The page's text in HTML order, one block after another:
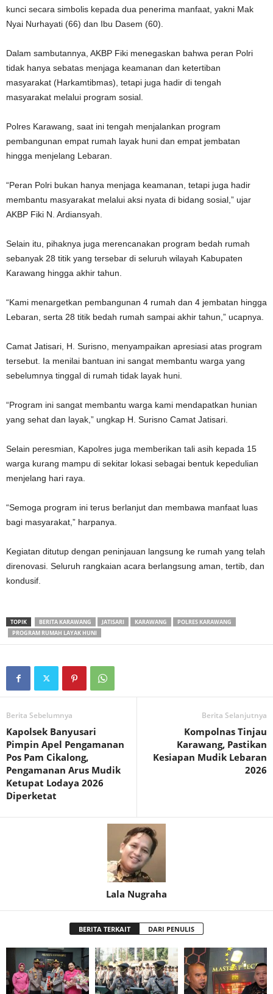
kunci secara simbolis kepada dua penerima manfaat, yakni Mak
Nyai Nurhayati (66) dan Ibu Dasem (60).
‎Dalam sambutannya, AKBP Fiki menegaskan bahwa peran Polri
tidak hanya sebatas menjaga keamanan dan ketertiban
masyarakat (Harkamtibmas), tetapi juga hadir di tengah
masyarakat melalui program sosial.
‎Polres Karawang, saat ini tengah menjalankan program
pembangunan empat rumah layak huni dan empat jembatan
hingga menjelang Lebaran.
‎“Peran Polri bukan hanya menjaga keamanan, tetapi juga hadir
membantu masyarakat melalui aksi nyata di bidang sosial,” ujar
AKBP Fiki N. Ardiansyah.
‎Selain itu, pihaknya juga merencanakan program bedah rumah
sebanyak 28 titik yang tersebar di seluruh wilayah Kabupaten
Karawang hingga akhir tahun.
‎“Kami menargetkan pembangunan 4 rumah dan 4 jembatan hingga
Lebaran, serta 28 titik bedah rumah sampai akhir tahun,” ucapnya.
‎Camat Jatisari, H. Surisno, menyampaikan apresiasi atas program
tersebut. Ia menilai bantuan ini sangat membantu warga yang
sebelumnya tinggal di rumah tidak layak huni.
‎“Program ini sangat membantu warga kami mendapatkan hunian
yang sehat dan layak,” ungkap H. Surisno Camat Jatisari.
‎Selain peresmian, Kapolres juga memberikan tali asih kepada 15
warga kurang mampu di sekitar lokasi sebagai bentuk kepedulian
menjelang hari raya.
‎“Semoga program ini terus berlanjut dan membawa manfaat luas
bagi masyarakat,” harpanya.
‎Kegiatan ditutup dengan peninjauan langsung ke rumah yang telah
direnovasi. Seluruh rangkaian acara berlangsung aman, tertib, dan
kondusif.
TOPIK BERITA KARAWANG JATISARI KARAWANG
POLRES KARAWANG
PROGRAM RUMAH LAYAK HUNI
Berita Sebelumnya
Kapolsek Banyusari
Pimpin Apel Pengamanan
Pos Pam Cikalong,
Pengamanan Arus Mudik
Ketupat Lodaya 2026
Diperketat
Berita Selanjutnya
Kompolnas Tinjau
Karawang, Pastikan
Kesiapan Mudik Lebaran
2026
Lala Nugraha
BERITA TERKAIT DARI PENULIS